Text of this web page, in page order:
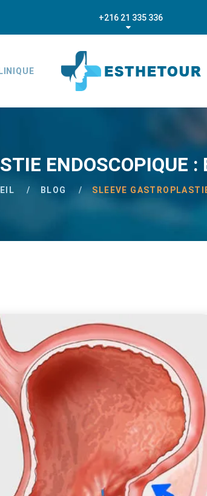
+216 21 335 336
ENDOSCOPIQUE
BLOG SLEEVE